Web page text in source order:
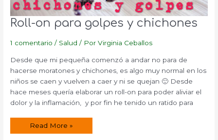
Roll-on para golpes y chichones
1 comentario / Salud / PorVirginia Ceballos
Desde que mi pequeña comenzó a andar no para de
hacerse moratones y chichones, es algo muy normal en los
niños se caen y vuelven a caer y ni se quejan 🙂 Desde
hace meses quería elaborar un roll-on para poder aliviar el
dolor y la inflamación, y por fin he tenido un ratido para
Roll-
Read More »